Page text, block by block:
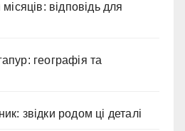
відповідь для
географія та
звідки родом ці деталі